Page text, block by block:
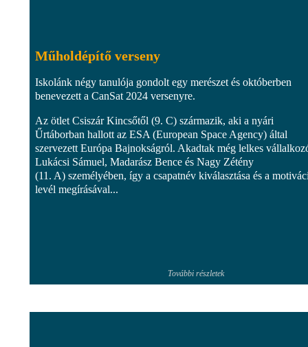
Műholdépítő verseny
Iskolánk négy tanulója gondolt egy merészet és októberben
benevezett a CanSat 2024 versenyre.
Az ötlet Csiszár Kincsőtől (9. C) származik, aki a nyári
Űrtáborban hallott az ESA (European Space Agency) által
szervezett Európa Bajnokságról. Akadtak még lelkes
Lukácsi Sámuel, Madarász Bence és Nagy Zétény
(11. A) személyében, így a csapatnév kiválasztása és a
levél megírásával...
További részletek